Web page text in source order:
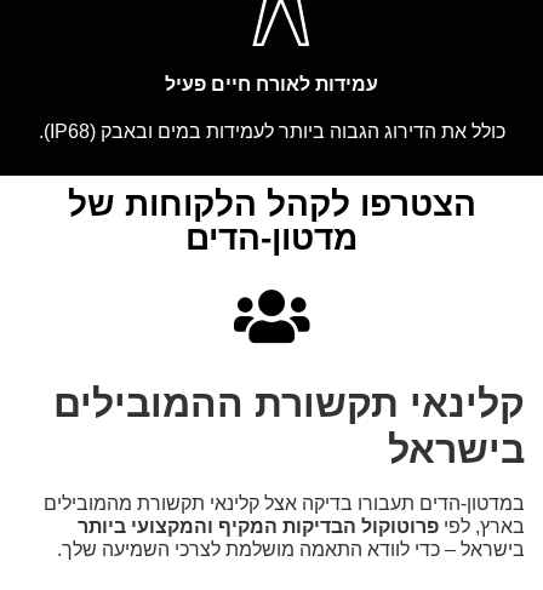
עמידות לאורח חיים פעיל
כולל את הדירוג הגבוה ביותר לעמידות במים ובאבק (IP68).
הצטרפו לקהל הלקוחות של
מדטון-הדים
קלינאי תקשורת ההמובילים
בישראל
במדטון-הדים תעבורו בדיקה אצל קלינאי תקשורת מהמובילים
בארץ, לפי פרוטוקול הבדיקות המקיף והמקצועי ביותר
בישראל – כדי לוודא התאמה מושלמת לצרכי השמיעה שלך.